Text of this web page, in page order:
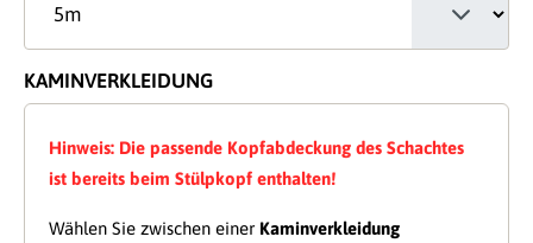
KAMINVERKLEIDUNG
Hinweis: Die passende Kopfabdeckung des Schachtes
ist bereits beim Stülpkopf enthalten!
Wählen Sie zwischen einer Kaminverkleidung